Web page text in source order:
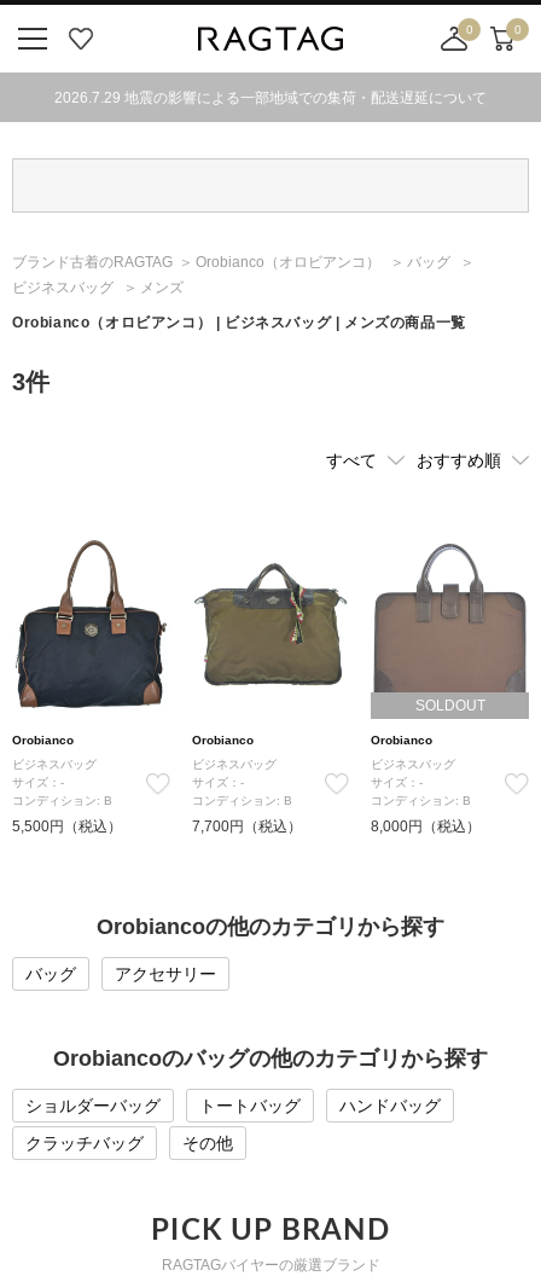
気
0
舗
カ
ト
0
2026.7.29 地震の影響による一部地域での集荷・配送遅延について
ブランド古着のRAGTAG Orobianco （オロビアンコ）
バッグ
ビジネスバッグ
メンズ
Orobianco （オロビアンコ） | ビジネスバッグ | メンズの商品一覧
3件
Orobianco
ビジネスバッグ
サイズ：-
コンディション: B
5,500円（税込）
Orobianco
ビジネスバッグ
サイズ：-
コンディション: B
7,700円（税込）
SOLDOUT
Orobianco
ビジネスバッグ
サイズ：-
コンディション: B
8,000円（税込）
Orobiancoの他のカテゴリから探す
バッグ アクセサリー
Orobiancoのバッグの他のカテゴリから探す
ショルダーバッグ トートバッグ
ハンドバッグ
クラッチバッグ
その他
PICK UP BRAND
RAGTAGバイヤーの厳選ブランド